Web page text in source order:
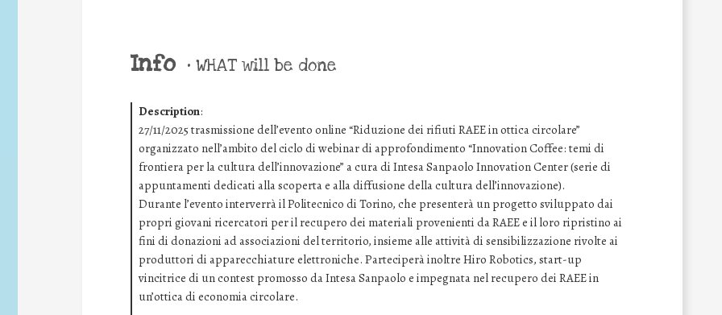
Info • WHAT will be done
Description:
27/11/2025 trasmissione dell’evento online “Riduzione dei rifiuti RAEE in ottica circolare”
organizzato nell’ambito del ciclo di webinar di approfondimento “Innovation Coffee: temi di
frontiera per la cultura dell’innovazione” a cura di Intesa Sanpaolo Innovation Center (serie di
appuntamenti dedicati alla scoperta e alla diffusione della cultura dell’innovazione).
Durante l’evento interverrà il Politecnico di Torino, che presenterà un progetto sviluppato dai
propri giovani ricercatori per il recupero dei materiali provenienti da RAEE e il loro ripristino ai
fini di donazioni ad associazioni del territorio, insieme alle attività di sensibilizzazione rivolte ai
produttori di apparecchiature elettroniche. Parteciperà inoltre Hiro Robotics, start-up
vincitrice di un contest promosso da Intesa Sanpaolo e impegnata nel recupero dei RAEE in
un’ottica di economia circolare.